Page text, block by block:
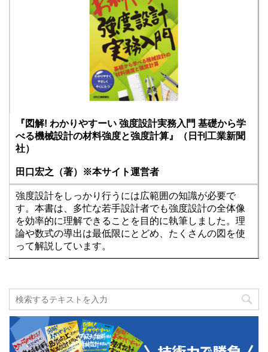
『図解! わかりやすーい 強度設計実務入門 基礎から学
べる機械設計の材料強度と強度計算』（日刊工業新聞
社）
田口宏之（著）※本サイト運営者
強度設計をしっかり行うには広範囲の知識が必要で
す。本書は、多忙な若手設計者でも強度設計の全体像
を効率的に理解できることを目的に執筆しました。理
論や数式の導出は最低限にとどめ、たくさんの図を使
って解説しています。